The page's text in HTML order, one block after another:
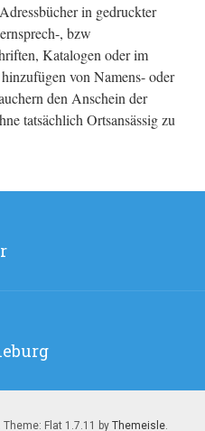
in gedruckter
, bzw
Katalogen oder im
von Namens- oder
den Anschein der
tatsächlich Ortsansässig zu
. Theme: Flat 1.7.11 by Themeisle.